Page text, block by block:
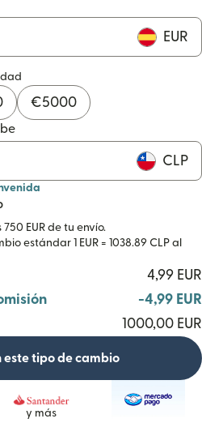
EUR
€5000
CLP
EUR de tu envío.
estándar 1 EUR = 1038.89 CLP al
4,99 EUR
-4,99 EUR
1000,00 EUR
este tipo de cambio
y más